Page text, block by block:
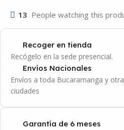
13 People watching this
Recoger en tienda
Recógelo en la sede presencial.
Envíos Nacionales
Envíos a toda Bucaramanga y
ciudades
Garantía de 6 meses